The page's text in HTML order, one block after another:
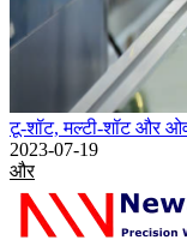
टू-शॉट, मल्टी-शॉट और
2023-07-19
और